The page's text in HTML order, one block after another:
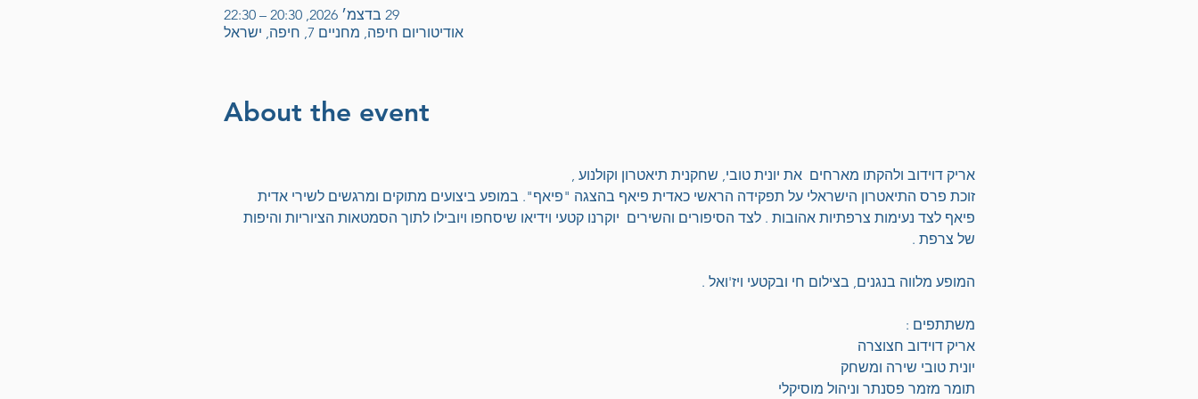
29 בדצמ׳ 2026, 20:30 – 22:30
אודיטוריום חיפה, מחניים 7, חיפה, ישראל
About the event
אריק דוידוב ולהקתו מארחים  את יונית טובי, שחקנית תיאטרון וקולנוע ,
זוכת פרס התיאטרון הישראלי על תפקידה הראשי כאדית פיאף בהצגה "פיאף". במופע ביצועים מתוקים ומרגשים לשירי אדית
פיאף לצד נעימות צרפתיות אהובות . לצד הסיפורים והשירים  יוקרנו קטעי וידיאו שיסחפו ויובילו לתוך הסמטאות הציוריות והיפות
של צרפת .
המופע מלווה בנגנים, בצילום חי ובקטעי ויז'ואל .
משתתפים :
אריק דוידוב חצוצרה
יונית טובי שירה ומשחק
תומר מזמר פסנתר וניהול מוסיקלי